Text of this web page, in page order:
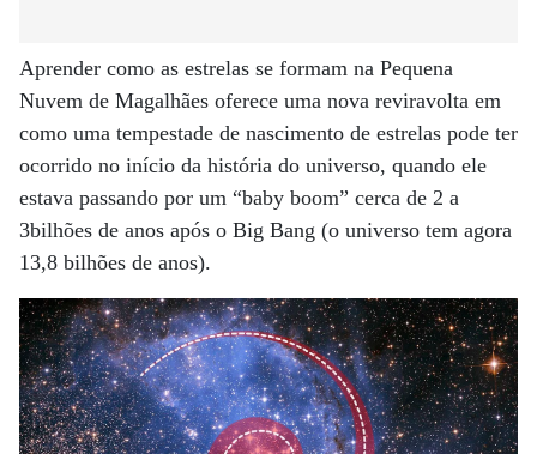
Aprender como as estrelas se formam na Pequena
Nuvem de Magalhães oferece uma nova reviravolta em
como uma tempestade de nascimento de estrelas pode ter
ocorrido no início da história do universo, quando ele
estava passando por um “baby boom” cerca de 2 a
3bilhões de anos após o Big Bang (o universo tem agora
13,8 bilhões de anos).